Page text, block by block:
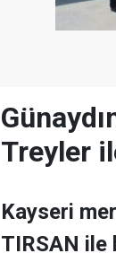
Treyler
Kayseri
TIRSAN ile